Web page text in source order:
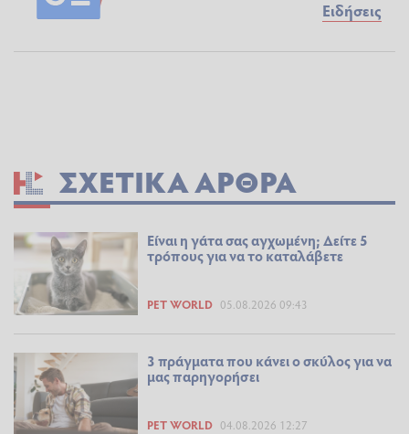
Ειδήσεις
ΣΧΕΤΙΚΆ ΆΡΘΡΑ
Είναι η γάτα σας αγχωμένη; Δείτε 5
τρόπους για να το καταλάβετε
PET WORLD 05.08.2026 09:43
3 πράγματα που κάνει ο σκύλος για να
μας παρηγορήσει
PET WORLD 04.08.2026 12:27